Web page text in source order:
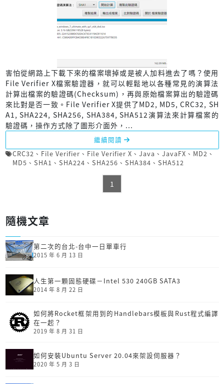
害怕從網路上下載下來的檔案壞掉或是被人加料進去了嗎？使用
File Verifier X檔案驗證器，就可以輕鬆地以各種常見的演算法
計算出檔案的驗證碼(Checksum)，再與原始檔案算出的驗證碼
來比對是否一致。File Verifier X提供了MD2, MD5, CRC32, SH
A1, SHA224, SHA256, SHA384, SHA512演算法來計算檔案的
驗證碼，操作方式除了圖形介面外，...
繼續閱讀
CRC32 、 File Verifier 、 File Verifier X 、 Java 、 JavaFX 、 MD2 、
MD5 、 SHA1 、 SHA224 、 SHA256 、 SHA384 、 SHA512
1
隨機文章
第二次的台北-台中一日單車行
2015 年 6 月 13 日
人生第一顆固態硬碟－Intel 530 240GB SATA3
2014 年 8 月 22 日
如何將Rocket框架用到的Handlebars模板與Rust程式編譯
在一起？
2019 年 8 月 31 日
如何安裝Ubuntu Server 20.04來架設伺服器？
2020 年 5 月 3 日